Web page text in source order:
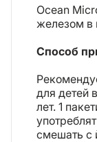
Ocean
железом в
Способ
для детей
лет. 1
смешать с